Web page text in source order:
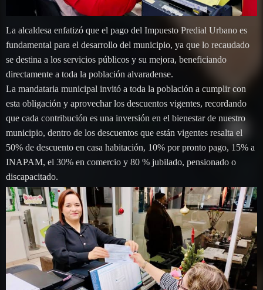
La alcaldesa enfatizó que el pago del Impuesto Predial Urbano es
fundamental para el desarrollo del municipio, ya que lo recaudado
se destina a los servicios públicos y su mejora, beneficiando
directamente a toda la población alvaradense.
La mandataria municipal invitó a toda la población a cumplir con
esta obligación y aprovechar los descuentos vigentes, recordando
que cada contribución es una inversión en el bienestar de nuestro
municipio, dentro de los descuentos que están vigentes resalta el
50% de descuento en casa habitación, 10% por pronto pago, 15% a
INAPAM, el 30% en comercio y 80 % jubilado, pensionado o
discapacitado.